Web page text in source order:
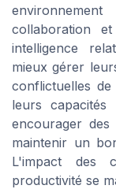
collaboration
intelligence
mieux gérer
conflictuelles
leurs capacités
encourager des
maintenir un
L'impact des
productivité se